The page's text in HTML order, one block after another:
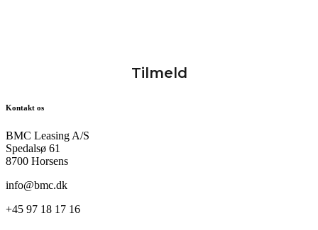
Kontakt os
BMC Leasing A/S
Spedalsø 61
8700 Horsens
info@bmc.dk
+45 97 18 17 16